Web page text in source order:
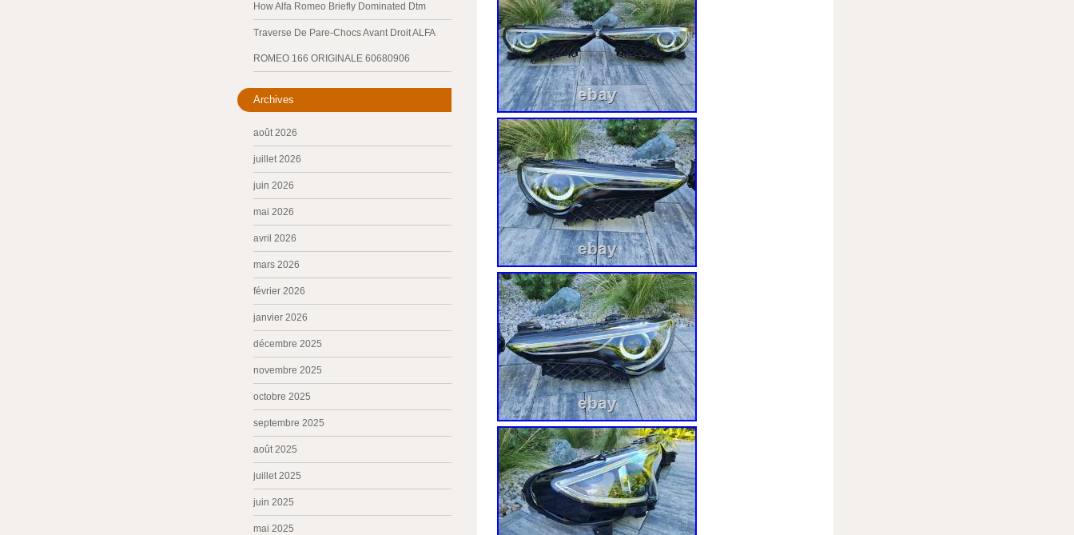
How Alfa Romeo Briefly Dominated Dtm
Traverse De Pare-Chocs Avant Droit ALFA
ROMEO 166 ORIGINALE 60680906
Archives
août 2026
juillet 2026
juin 2026
mai 2026
avril 2026
mars 2026
février 2026
janvier 2026
décembre 2025
novembre 2025
octobre 2025
septembre 2025
août 2025
juillet 2025
juin 2025
mai 2025